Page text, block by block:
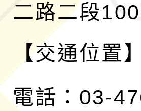
二路二段
【交通位置】
電話：03-